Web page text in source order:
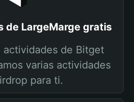
de LargeMarge gratis
actividades de Bitget
varias actividades
para ti.